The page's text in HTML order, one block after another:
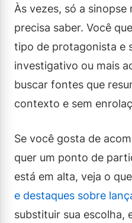
Às vezes, só a
precisa saber. Você
tipo de protagonista e
investigativo ou mais
buscar fontes que
contexto e sem
Se você gosta de
quer um ponto de
está em alta, veja o
e destaques sobre
substituir sua escolha,